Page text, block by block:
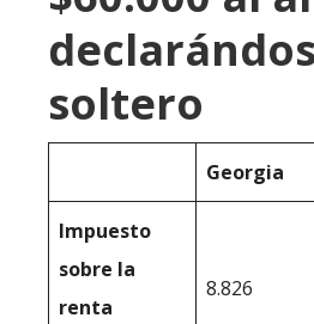
soltero
Georgia
Impuesto
sobre la
renta
8.826